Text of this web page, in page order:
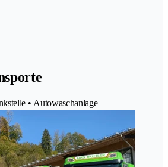
• Autowaschanlage